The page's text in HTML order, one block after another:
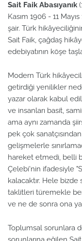
Sait Faik Abasıyanık
Kasım 1906 - 11
şair. Türk
Sait Faik, çağdaş
edebiyatının köşe
Modern Türk
getirdiği yenilikler
yazar olarak kabul
ve insanları basit,
ama aynı zamanda
pek çok
gelişmelerle
hareket etmedi, belli
Çelebi'nin ifadesiyle
kalacaktır. Hele
taklitleri türemekle
ve ne de sonra ona
Toplumsal sorunlara